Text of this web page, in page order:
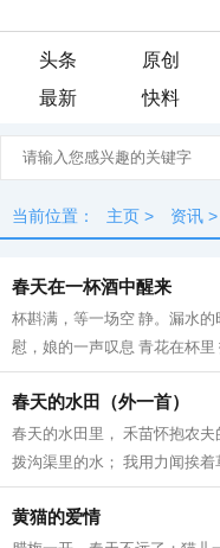
头条 原创
最新
快料
当前位置： 主页 > 资讯 >
春天在一杯酒中醒来
杯斟满，等一场空 静。漏水
慰，娘的一声叹息 青花在杯
果仰望是一次突围 咽不下的那
春天的水田（外一首）
春天的水田里， 禾苗怀抱农
拨沟渠里的水； 我用力闻挨
个“田块”相框，能遇到十几只
黄猫的爱情